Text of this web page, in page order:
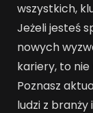
wszystkich,
Jeżeli jesteś
nowych
kariery, to
Poznasz
ludzi z